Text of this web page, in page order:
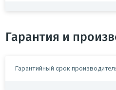
Гарантия и
Гарантийный срок